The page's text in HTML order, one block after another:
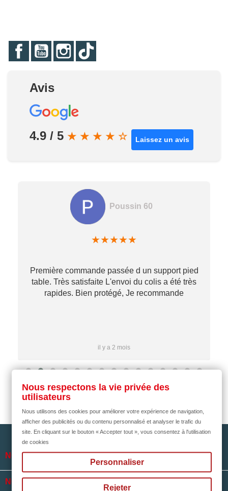
FacebookYouTubeInstagram
Avis
4.9 / 5 ★ ★ ★ ★ ☆ Laissez un avis
Poussin 60
★★★★★
Première commande passée d un support pied
table. Très satisfaite L'envoi du colis a été très
rapides. Bien protégé, Je recommande
il y a 2 mois
NOTRE SOCIÉTÉ 
NOS HORAIRES 
Nous respectons la vie privée des
utilisateurs
Nous utilisons des cookies pour améliorer votre expérience de navigation,
afficher des publicités ou du contenu personnalisé et analyser le trafic du
site. En cliquant sur le bouton « Accepter tout », vous consentez à l'utilisation
de cookies
Personnaliser
Rejeter